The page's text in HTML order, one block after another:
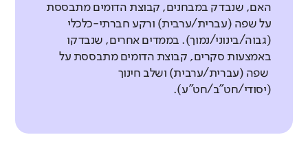
האם, שנבדק במבחנים, קבוצת הדומים מתבססת
על שפה (עברית/ערבית) ורקע חברתי-כלכלי
(גבוה/בינוני/נמוך). בממדים אחרים, שנבדקו
באמצעות סקרים, קבוצת הדומים מתבססת על
שפה (עברית/ערבית) ושלב חינוך
(יסודי/חט"ב/חט"ע).